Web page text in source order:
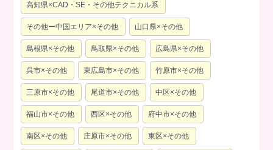
高知県×CAD・SE・その他テクニカル系
その他ー中国エリア×その他 山口県×その他
島根県×その他 鳥取県×その他 広島県×その他
呉市×その他 東広島市×その他 竹原市×その他
三原市×その他 尾道市×その他 中区×その他
福山市×その他 西区×その他 府中市×その他
南区×その他 庄原市×その他 東区×その他